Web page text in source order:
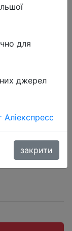
Charge
для
джерел
Аліекспресс
закрити